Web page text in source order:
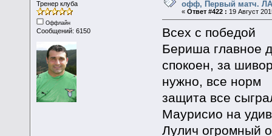
Тренер клуба
Оффлайн
Сообщений: 6150
офф, Первый матч.
«Ответ #422 : 19 Август
Всех с победой
Бериша главное
спокоен, за
нужно, все норм
защита все
Маурисио на
Лулич огромный